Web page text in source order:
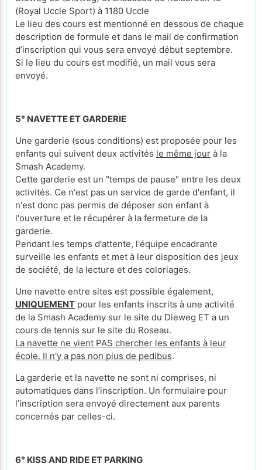
(Royal Uccle Sport) à 1180 Uccle
Le lieu des cours est mentionné en dessous de chaque
description de formule et dans le mail de confirmation
d’inscription qui vous sera envoyé début septembre.
Si le lieu du cours est modifié, un mail vous sera
envoyé.
5° NAVETTE ET GARDERIE
Une garderie (sous conditions) est proposée pour les
enfants qui suivent deux activités le même jour à la
Smash Academy.
Cette garderie est un "temps de pause" entre les deux
activités. Ce n'est pas un service de garde d'enfant, il
n'est donc pas permis de déposer son enfant à
l'ouverture et le récupérer à la fermeture de la
garderie.
Pendant les temps d'attente, l'équipe encadrante
surveille les enfants et met à leur disposition des jeux
de société, de la lecture et des coloriages.
Une navette entre sites est possible également,
UNIQUEMENT pour les enfants inscrits à une activité
de la Smash Academy sur le site du Dieweg ET a un
cours de tennis sur le site du Roseau.
La navette ne vient PAS chercher les enfants à leur
école. Il n'y a pas non plus de pedibus.
La garderie et la navette ne sont ni comprises, ni
automatiques dans l’inscription. Un formulaire pour
l’inscription sera envoyé directement aux parents
concernés par celles-ci.
6° KISS AND RIDE ET PARKING